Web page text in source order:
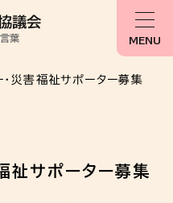
MENU
災害福祉サポーター募集
祉サポーター募集